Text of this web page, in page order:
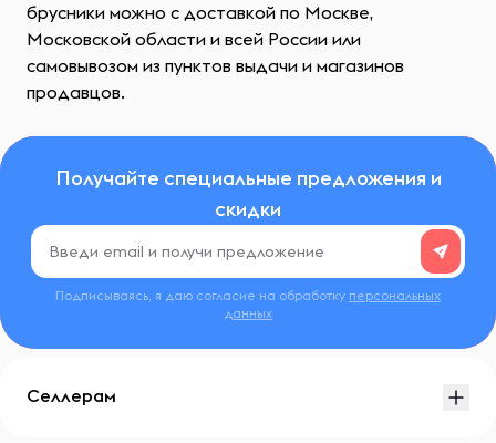
брусники можно с доставкой по Москве,
Московской области и всей России или
самовывозом из пунктов выдачи и магазинов
продавцов.
Получайте специальные предложения и
скидки
Подписываясь, я даю согласие на обработку персональных
данных
Селлерам